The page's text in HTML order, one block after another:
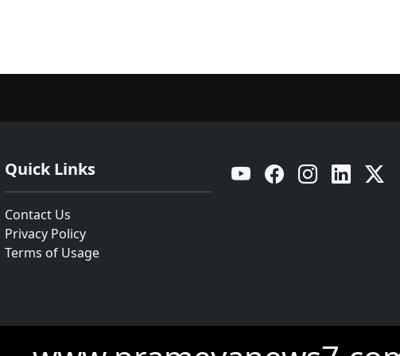
Quick Links
Contact Us
Privacy Policy
Terms of Usage
YouTube Facebook Instagram